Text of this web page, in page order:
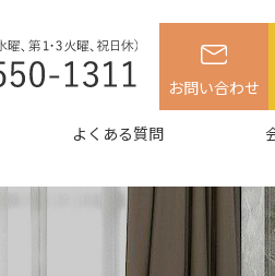
お問い合わせ
よくある質問